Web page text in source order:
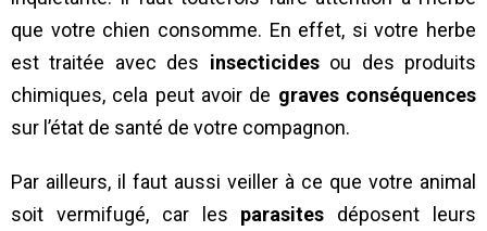
que votre chien consomme. En effet, si votre herbe
est traitée avec des insecticidesou des produits
chimiques, cela peut avoir de graves conséquences
sur l’état de santé de votre compagnon.
Par ailleurs, il faut aussi veiller à ce que votre animal
soit vermifugé, car les parasites déposent leurs